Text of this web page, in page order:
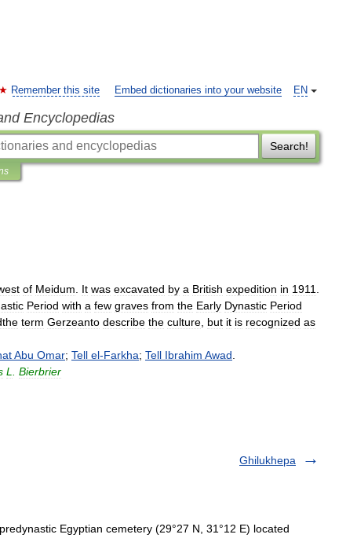
EN
Remember this site Embed dictionaries into your website
Encyclopedias
Search!
of Meidum It was excavated by a British expedition in 1911
Period with a few graves from the Early Dynastic Period
term Gerzeanto describe the culture but it is recognized as
Abu Omar; Tell el-Farkha; Tell Ibrahim Awad
L Bierbrier
Ghilukhepa
Egyptian cemetery (29°27 N, 31°12 E) located